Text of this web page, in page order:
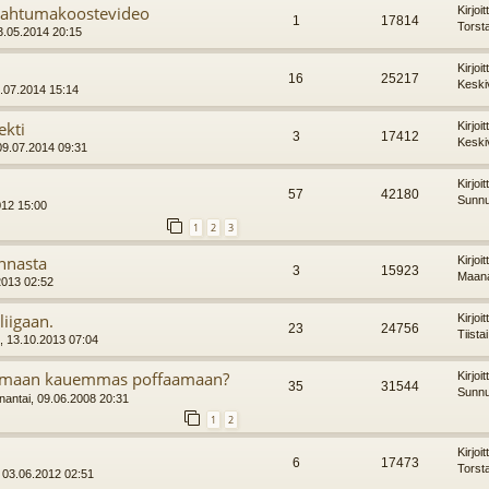
20:15
1 17814
15:14
16 25217
09:31
3 17412
15:00
1 2 3
57 42180
02:52
3 15923
13.10.2013 07:04
23 24756
kauemmas poffaamaan?
09.06.2008 20:31
1 2
35 31544
02:51
6 17473